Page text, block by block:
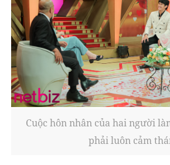
Cuộc hôn nhân của hai người
phải luôn cảm